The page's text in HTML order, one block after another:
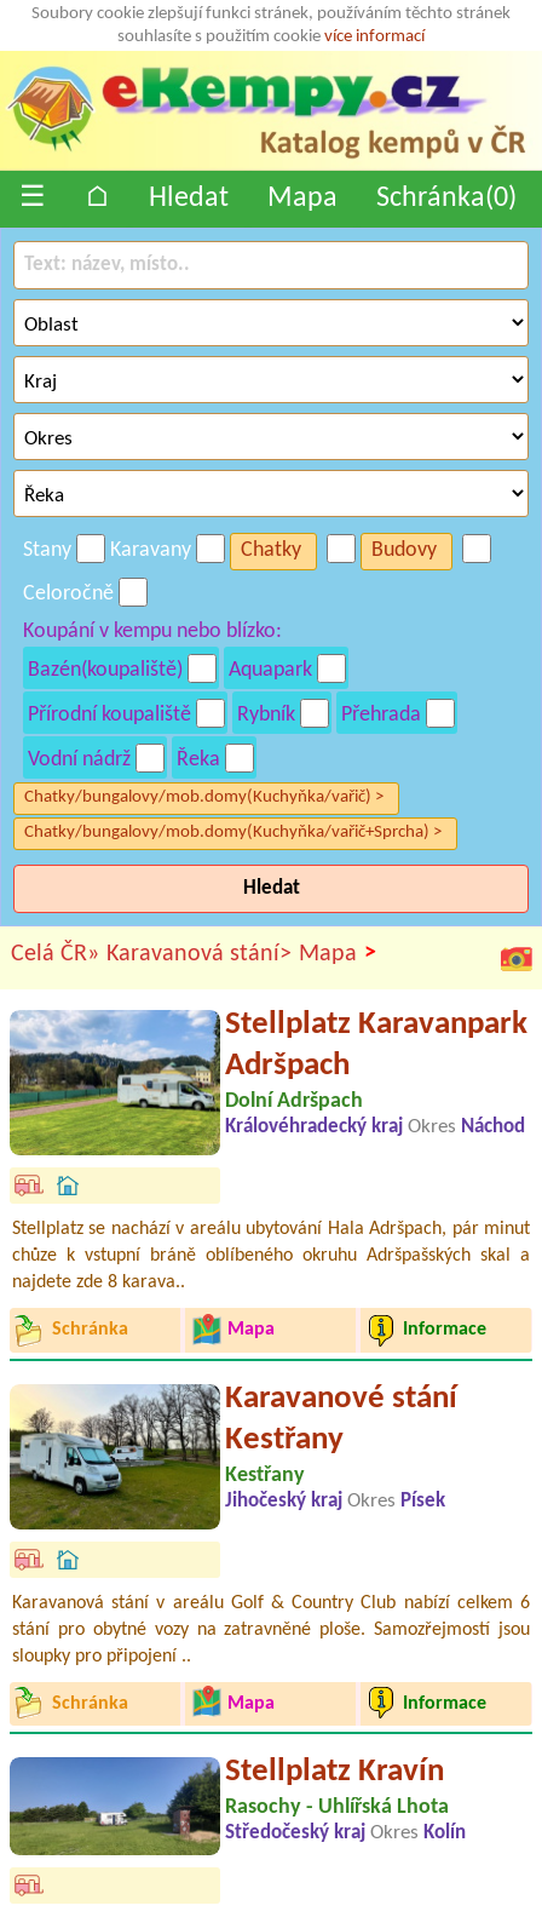
Soubory cookie zlepšují funkci stránek, používáním těchto stránek
souhlasíte s použitím cookie více informací
☰ ⌂ Hledat Mapa Schránka(0)
Stany Karavany Chatky
Budovy
Celoročně
Koupání v kempu nebo blízko:
Bazén(koupaliště)
Aquapark
Přírodní koupaliště
Rybník
Přehrada
Vodní nádrž
Řeka
Chatky/bungalovy/mob.domy(Kuchyňka/vařič) >
Chatky/bungalovy/mob.domy(Kuchyňka/vařič+Sprcha) >
Hledat
Celá ČR» Karavanová stání> Mapa >
Stellplatz Karavanpark
Adršpach
Dolní Adršpach
Královéhradecký kraj Okres Náchod
Stellplatz se nachází v areálu ubytování Hala Adršpach, pár minut
chůze k vstupní bráně oblíbeného okruhu Adršpašských skal a
najdete zde 8 karava..
Schránka Mapa Informace
Karavanové stání
Kestřany
Kestřany
Jihočeský kraj Okres Písek
Karavanová stání v areálu Golf & Country Club nabízí celkem 6
stání pro obytné vozy na zatravněné ploše. Samozřejmostí jsou
sloupky pro připojení ..
Schránka Mapa Informace
Stellplatz Kravín
Rasochy - Uhlířská Lhota
Středočeský kraj Okres Kolín